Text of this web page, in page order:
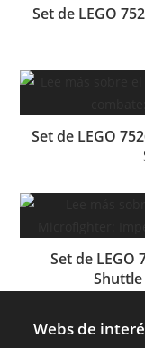
Set de LEGO
Set de LEGO
Set de
Shuttle
Webs de